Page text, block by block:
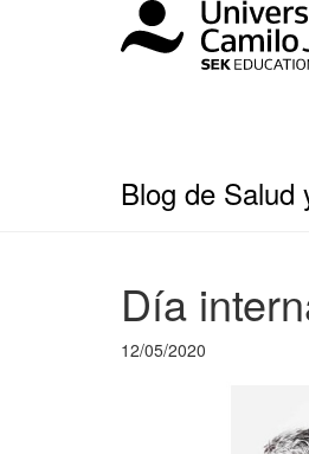
Blog de Salud
Día
12/05/2020